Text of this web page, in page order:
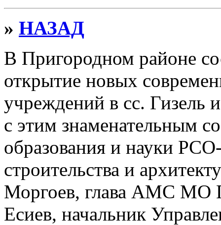
» НАЗАД
В Пригородном районе
открытие новых
учреждений в сс. Гизель
с этим знаменательным
образования и науки
строительства и
Моргоев, глава АМС МО
Есиев, начальник